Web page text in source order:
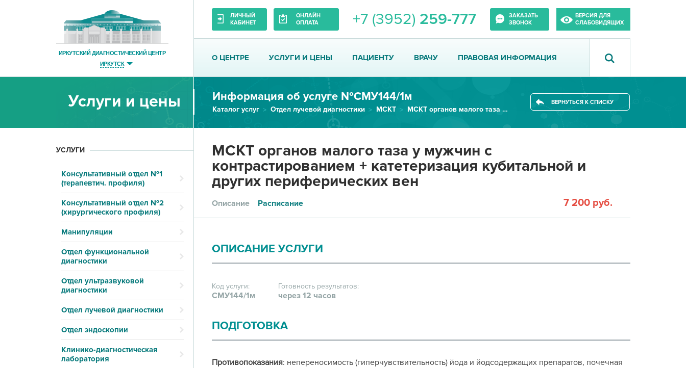
ИРКУТСКИЙ ДИАГНОСТИЧЕСКИЙ ЦЕНТР
ИРКУТСК
ЛИЧНЫЙ
КАБИНЕТ
ОНЛАЙН
ОПЛАТА
+7 (3952) 259-777
ЗАКАЗАТЬ
ЗВОНОК
ВЕРСИЯ ДЛЯ
СЛАБОВИДЯЩИХ
О ЦЕНТРЕ УСЛУГИ И ЦЕНЫ ПАЦИЕНТУ ВРАЧУ ПРАВОВАЯ ИНФОРМАЦИЯ
Услуги и цены Информация об услуге №СМУ144/1м
Каталог услуг Отдел лучевой диагностики МСКТ МСКТ органов малого таза у муж...
ВЕРНУТЬСЯ К СПИСКУ
УСЛУГИ
Консультативный отдел №1
(терапевтич. профиля)
Консультативный отдел №2
(хирургического профиля)
Манипуляции
Отдел функциональной
диагностики
Отдел ультразвуковой
диагностики
Отдел лучевой диагностики
Отдел эндоскопии
Клинико-диагностическая
лаборатория
МСКТ органов малого таза у мужчин с
контрастированием + катетеризация кубитальной и
других периферических вен
Описание Расписание 7 200 руб.
ОПИСАНИЕ УСЛУГИ
Код услуги:
СМУ144/1м
Готовность результатов:
через 12 часов
ПОДГОТОВКА
Противопоказания: непереносимость (гиперчувствительность) йода и йодсодержащих препаратов, почечная